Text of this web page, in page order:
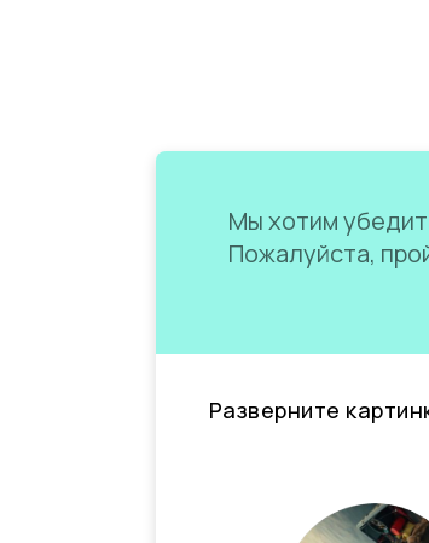
Мы хотим
Пожалуйста,
Разверните